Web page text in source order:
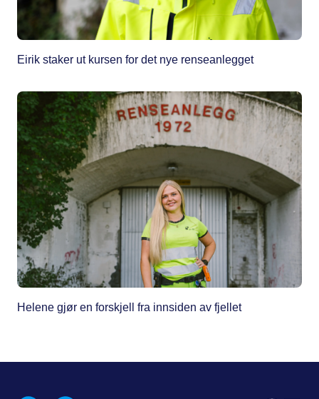
Eirik staker ut kursen for det nye renseanlegget
Helene gjør en forskjell fra innsiden av fjellet